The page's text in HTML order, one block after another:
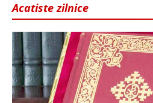
Acatiste zilnice